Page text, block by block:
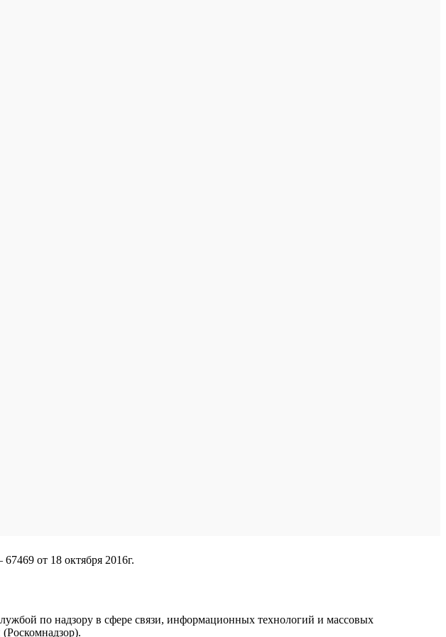
от 18 октября 2016г.
по надзору в сфере связи, информационных технологий и массовых